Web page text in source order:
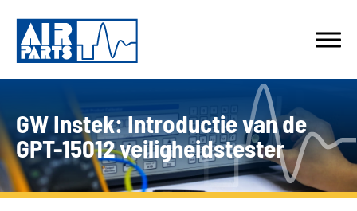
GW Instek: Introductie van de
GPT-15012 veiligheidstester